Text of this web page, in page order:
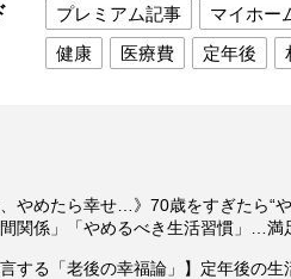
プレミアム記事 マイホー
健康
医療費 定年後
、やめたら幸せ…》70歳をすぎたら“
間関係」「やめるべき生活習慣」…
言する「老後の幸福論」】定年後の